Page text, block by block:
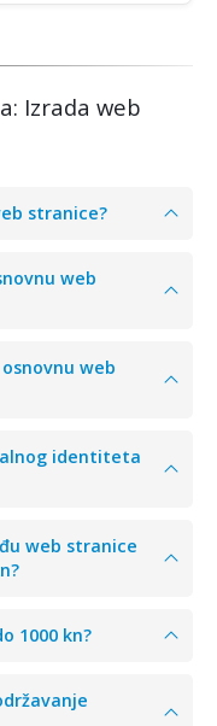
Izrada web
stranice?
web
web
identiteta
web stranice
1000 kn?